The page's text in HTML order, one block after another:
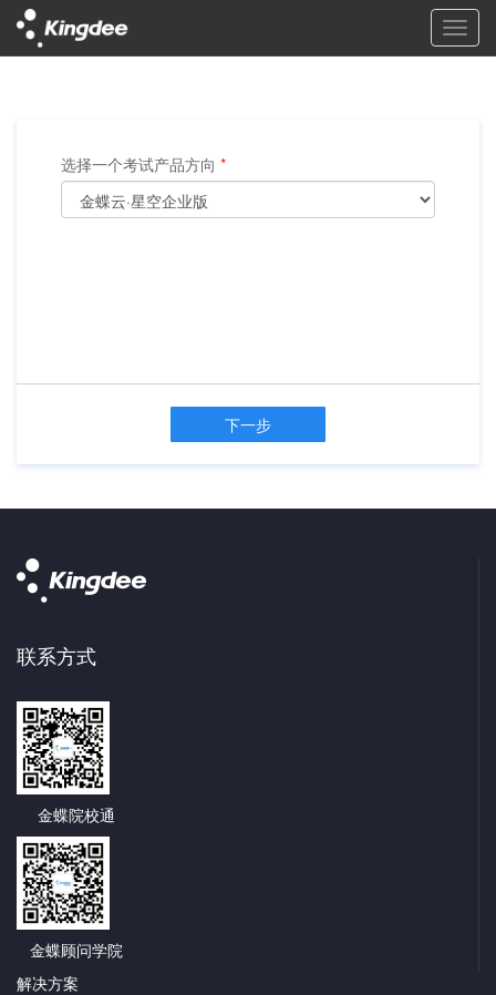
选择一个考试产品方向 *
下一步
联系方式
金蝶院校通
金蝶顾问学院
解决方案